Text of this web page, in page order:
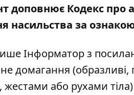
доповнює Кодекс про
насильства за
Інформатор з
домагання (образливі,
або рухами